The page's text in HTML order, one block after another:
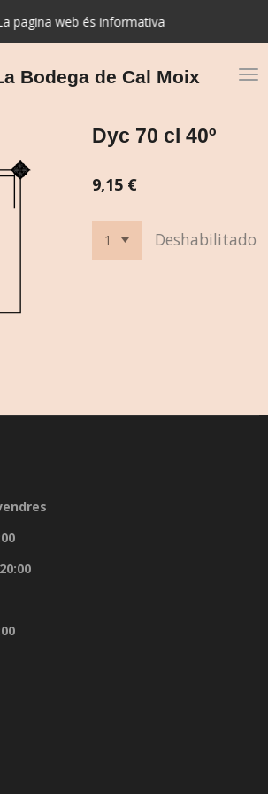
Bodega de Cal Moix
pagina web és informativa
Dyc 70 cl 40º
9,15 €
Deshabilitado